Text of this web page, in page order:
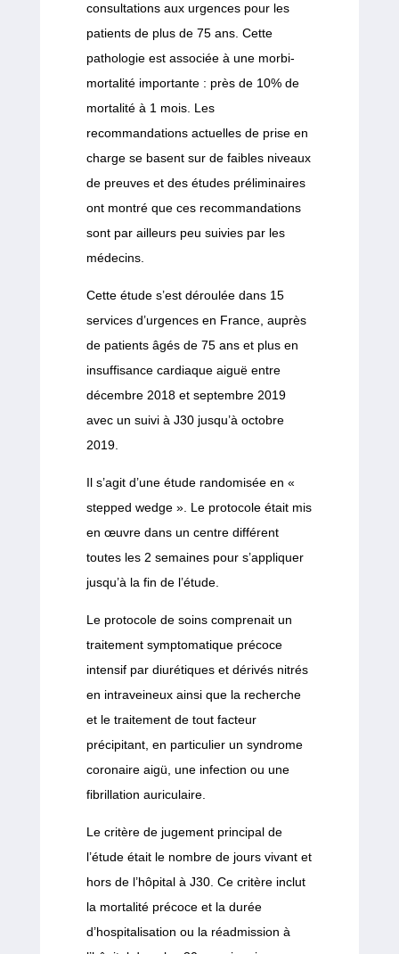
consultations aux urgences pour les
patients de plus de 75 ans. Cette
pathologie est associée à une morbi-
mortalité importante : près de 10% de
mortalité à 1 mois. Les
recommandations actuelles de prise en
charge se basent sur de faibles niveaux
de preuves et des études préliminaires
ont montré que ces recommandations
sont par ailleurs peu suivies par les
médecins.
Cette étude s’est déroulée dans 15
services d’urgences en France, auprès
de patients âgés de 75 ans et plus en
insuffisance cardiaque aiguë entre
décembre 2018 et septembre 2019
avec un suivi à J30 jusqu’à octobre
2019.
Il s’agit d’une étude randomisée en «
stepped wedge ». Le protocole était mis
en œuvre dans un centre différent
toutes les 2 semaines pour s’appliquer
jusqu’à la fin de l’étude.
Le protocole de soins comprenait un
traitement symptomatique précoce
intensif par diurétiques et dérivés nitrés
en intraveineux ainsi que la recherche
et le traitement de tout facteur
précipitant, en particulier un syndrome
coronaire aigü, une infection ou une
fibrillation auriculaire.
Le critère de jugement principal de
l’étude était le nombre de jours vivant et
hors de l’hôpital à J30. Ce critère inclut
la mortalité précoce et la durée
d’hospitalisation ou la réadmission à